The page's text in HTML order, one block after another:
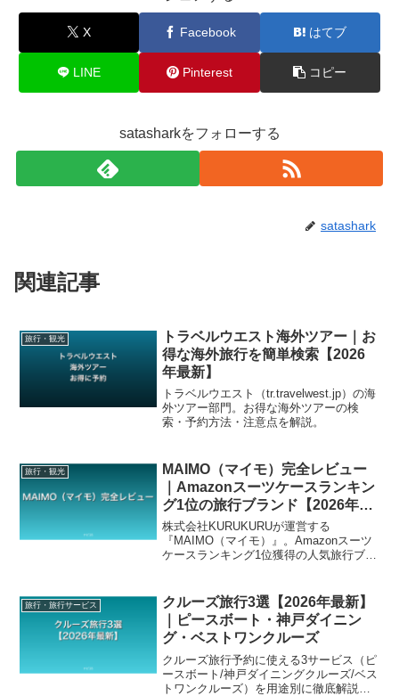
X Facebook はてブ
LINE Pinterest コピー
satasharkをフォローする
satashark
関連記事
旅行・観光
トラベルウエスト海外ツアー｜お
得な海外旅行を簡単検索【2026
年最新】
トラベルウエスト（tr.travelwest.jp）の海
外ツアー部門。お得な海外ツアーの検
索・予約方法・注意点を解説。
旅行・観光
MAIMO（マイモ）完全レビュー
｜Amazonスーツケースランキン
グ1位の旅行ブランド【2026年8
月最新】
株式会社KURUKURUが運営する
『MAIMO（マイモ）』。Amazonスーツ
ケースランキング1位獲得の人気旅行ブラ
す。
旅行・旅行サービス
クルーズ旅行3選【2026年最新】
｜ピースボート・神戸ダイニン
グ・ベストワンクルーズ
クルーズ旅行予約に使える3サービス（ピ
ースボート/神戸ダイニングクルーズ/ベス
トワンクルーズ）を用途別に徹底解説。